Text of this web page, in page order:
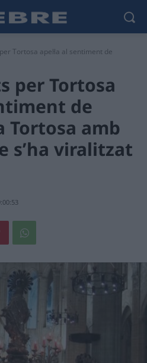
per Tortosa apel·la al sentiment de
per Tortosa
de
Tortosa amb
s’ha viralitzat